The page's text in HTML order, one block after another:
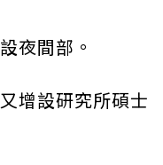
夜間部。
增設研究所碩士